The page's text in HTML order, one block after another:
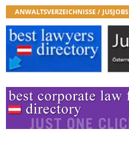
ANWALTSVERZEICHNISSE / JUSJOBS